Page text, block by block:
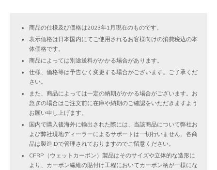
商品の仕様及び価格は2023年1月現在のものです。
表示価格は日本国内にてご使用されるお客様向けの消費税込の本
体価格です。
商品によっては別途送料がかかる場合があります。
仕様、価格等は予告なく変更する場合がございます。ご了承くだ
さい。
また、商品によっては一定の納期がかかる場合がございます。お
急ぎの場合はご注文前に在庫や納期のご確認をいただきますよう
お願い申し上げます。
国内で購入後海外に輸出された際には、当該商品について弊社お
よび弊社現地ディーラーによるサポートは一切行いません。各商
品は製造IDで管理されておりますのでご留意ください。
CFRP（ウェットカーボン）製品はそのサイズや立体的な造形に
より、カーボン繊維の貼付け工程においてカーボン柄が一様にな